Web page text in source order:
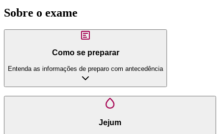
Sobre o exame
Como se preparar
Entenda as informações de preparo com antecedência
Jejum